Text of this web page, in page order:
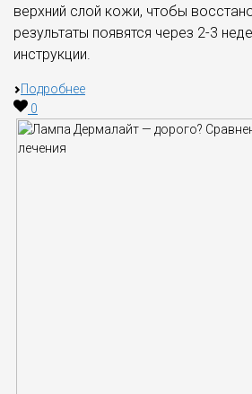
верхний слой кожи, чтобы
результаты появятся через 2-3
инструкции.
Подробнее
0